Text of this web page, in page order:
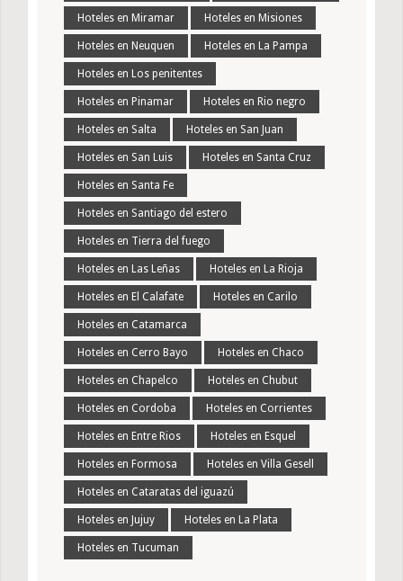
Hoteles en Miramar Hoteles en Misiones
Hoteles en Neuquen Hoteles en La Pampa
Hoteles en Los penitentes
Hoteles en Pinamar Hoteles en Rio negro
Hoteles en Salta Hoteles en San Juan
Hoteles en San Luis Hoteles en Santa Cruz
Hoteles en Santa Fe
Hoteles en Santiago del estero
Hoteles en Tierra del fuego
Hoteles en Las Leñas Hoteles en La Rioja
Hoteles en El Calafate Hoteles en Carilo
Hoteles en Catamarca
Hoteles en Cerro Bayo Hoteles en Chaco
Hoteles en Chapelco Hoteles en Chubut
Hoteles en Cordoba Hoteles en Corrientes
Hoteles en Entre Rios Hoteles en Esquel
Hoteles en Formosa Hoteles en Villa Gesell
Hoteles en Cataratas del iguazú
Hoteles en Jujuy Hoteles en La Plata
Hoteles en Tucuman